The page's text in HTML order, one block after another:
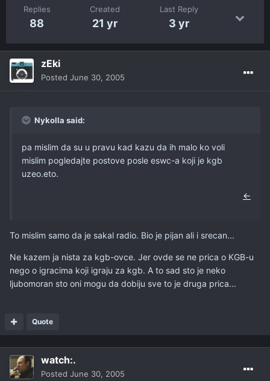
Replies
88
Created
21 yr
Last Reply
3 yr
zEki
Posted June 30, 2005
Nykolla said:
pa mislim da su u pravu kad kazu da ih malo ko voli
mislim pogledajte postove posle eswc-a koji je kgb
uzeo.eto.
←
To mislim samo da je sakal radio. Bio je pijan ali i srecan...
Ne kazem ja nista za kgb-ovce. Jer ovde se ne prica o KGB-u
nego o igracima koji igraju za kgb. A to sad sto je neko
ljubomoran sto oni mogu da dobiju sve to je druga prica...
Quote
watch:.
Posted June 30, 2005